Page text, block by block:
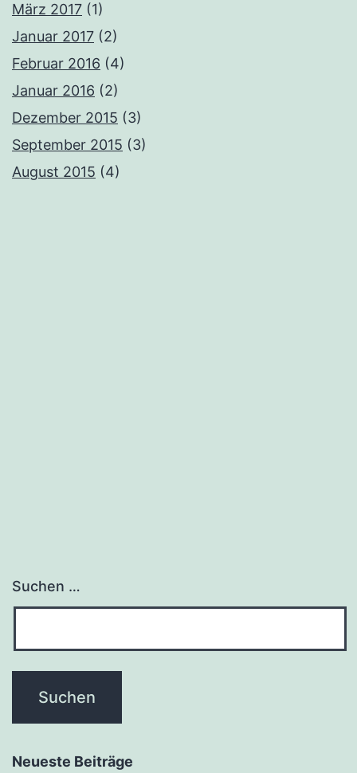
März 2017 (1)
Januar 2017 (2)
Februar 2016 (4)
Januar 2016 (2)
Dezember 2015 (3)
September 2015 (3)
August 2015 (4)
Suchen …
Neueste Beiträge